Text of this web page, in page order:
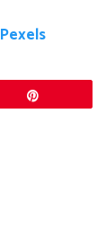
Pexels